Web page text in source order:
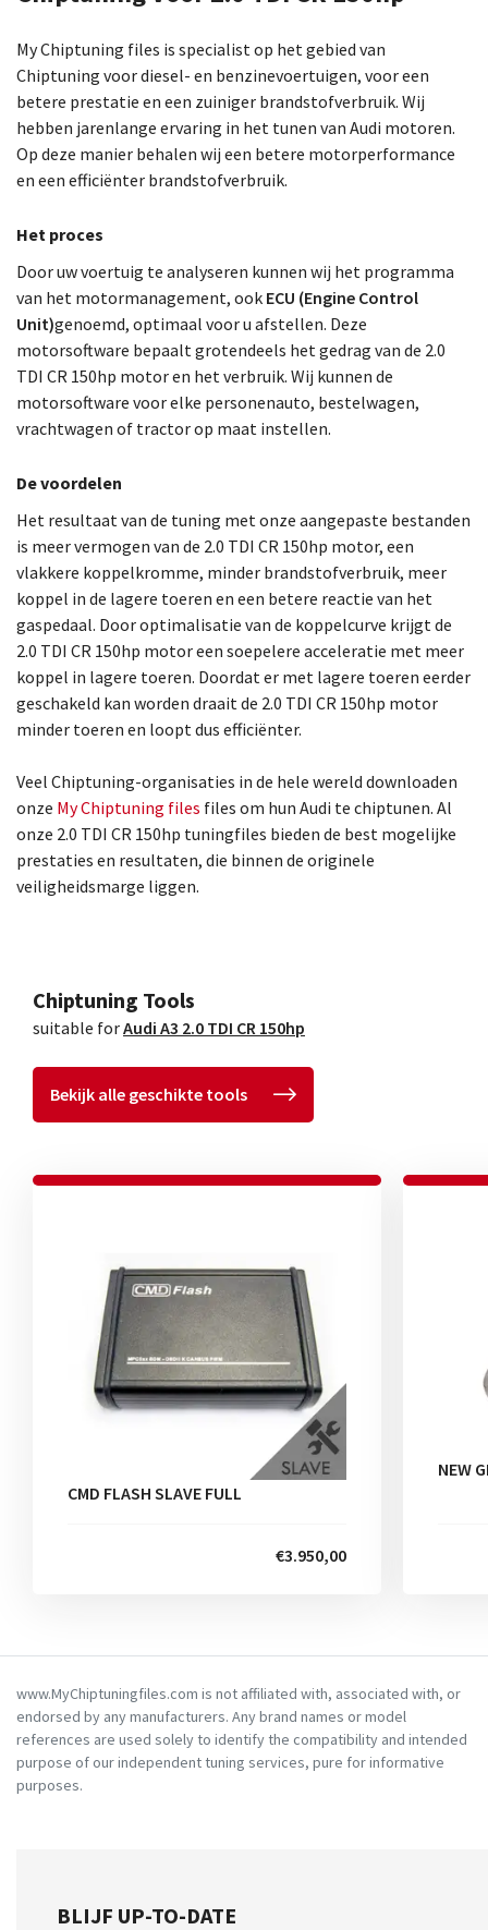
My Chiptuning files is specialist op het gebied van
Chiptuning voor diesel- en benzinevoertuigen, voor een
betere prestatie en een zuiniger brandstofverbruik. Wij
hebben jarenlange ervaring in het tunen van Audi motoren.
Op deze manier behalen wij een betere motorperformance
en een efficiënter brandstofverbruik.
Het proces
Door uw voertuig te analyseren kunnen wij het programma
van het motormanagement, ook ECU (Engine Control
Unit)genoemd, optimaal voor u afstellen. Deze
motorsoftware bepaalt grotendeels het gedrag van de 2.0
TDI CR 150hp motor en het verbruik. Wij kunnen de
motorsoftware voor elke personenauto, bestelwagen,
vrachtwagen of tractor op maat instellen.
De voordelen
Het resultaat van de tuning met onze aangepaste bestanden
is meer vermogen van de 2.0 TDI CR 150hp motor, een
vlakkere koppelkromme, minder brandstofverbruik, meer
koppel in de lagere toeren en een betere reactie van het
gaspedaal. Door optimalisatie van de koppelcurve krijgt de
2.0 TDI CR 150hp motor een soepelere acceleratie met meer
koppel in lagere toeren. Doordat er met lagere toeren eerder
geschakeld kan worden draait de 2.0 TDI CR 150hp motor
minder toeren en loopt dus efficiënter.
Veel Chiptuning-organisaties in de hele wereld downloaden
onze My Chiptuning files files om hun Audi te chiptunen. Al
onze 2.0 TDI CR 150hp tuningfiles bieden de best mogelijke
prestaties en resultaten, die binnen de originele
veiligheidsmarge liggen.
Chiptuning Tools
suitable forAudi A3 2.0 TDI CR 150hp
Bekijk alle geschikte tools
CMD FLASH SLAVE FULL
€3.950,00
NEW
www.MyChiptuningfiles.com is not affiliated with, associated with, or
endorsed by any manufacturers. Any brand names or model
references are used solely to identify the compatibility and intended
purpose of our independent tuning services, pure for informative
purposes.
BLIJF UP-TO-DATE